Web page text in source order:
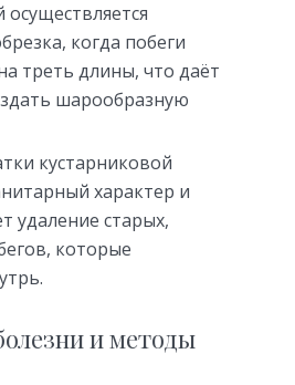
когда побеги
треть длины, что даёт
шарообразную
кустарниковой
характер и
удаление старых,
которые
и методы